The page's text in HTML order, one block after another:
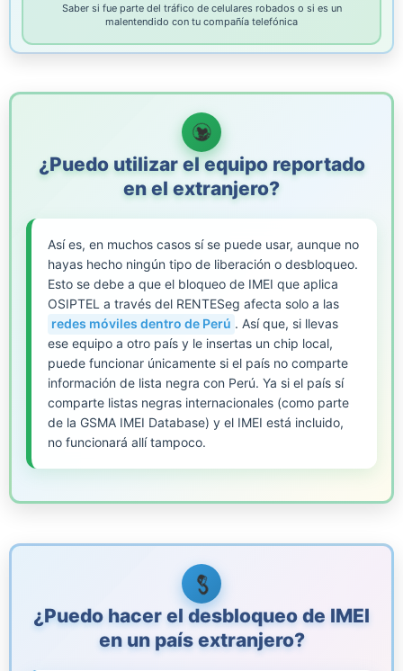
Saber si fue parte del tráfico de celulares robados o si es un
malentendido con tu compañía telefónica
¿Puedo utilizar el equipo reportado
en el extranjero?
Así es, en muchos casos sí se puede usar, aunque no
hayas hecho ningún tipo de liberación o desbloqueo.
Esto se debe a que el bloqueo de IMEI que aplica
OSIPTEL a través del RENTESeg afecta solo a las
redes móviles dentro de Perú . Así que, si llevas
ese equipo a otro país y le insertas un chip local,
puede funcionar únicamente si el país no comparte
información de lista negra con Perú. Ya si el país sí
comparte listas negras internacionales (como parte
de la GSMA IMEI Database) y el IMEI está incluido,
no funcionará allí tampoco.
¿Puedo hacer el desbloqueo de IMEI
en un país extranjero?